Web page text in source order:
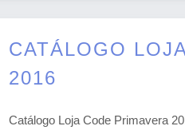
CATÁLOGO
2016
Catálogo Loja Code Primavera